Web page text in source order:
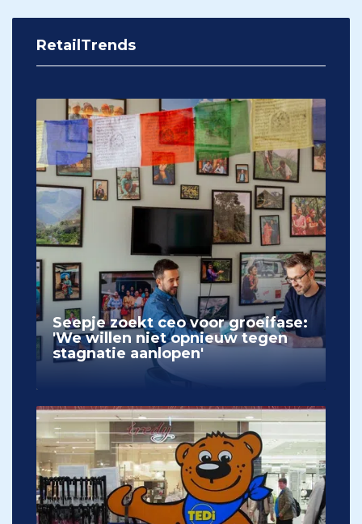
RetailTrends
Seepje zoekt ceo voor groeifase:
'We willen niet opnieuw tegen
stagnatie aanlopen'